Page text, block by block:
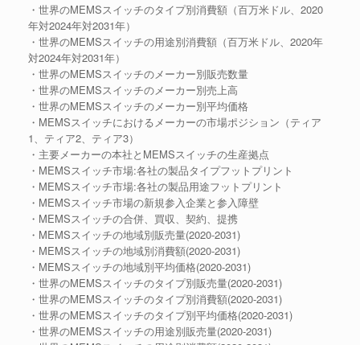
・世界のMEMSスイッチのタイプ別消費額（百万米ドル、2020
年対2024年対2031年）
・世界のMEMSスイッチの用途別消費額（百万米ドル、2020年
対2024年対2031年）
・世界のMEMSスイッチのメーカー別販売数量
・世界のMEMSスイッチのメーカー別売上高
・世界のMEMSスイッチのメーカー別平均価格
・MEMSスイッチにおけるメーカーの市場ポジション（ティア
1、ティア2、ティア3）
・主要メーカーの本社とMEMSスイッチの生産拠点
・MEMSスイッチ市場:各社の製品タイプフットプリント
・MEMSスイッチ市場:各社の製品用途フットプリント
・MEMSスイッチ市場の新規参入企業と参入障壁
・MEMSスイッチの合併、買収、契約、提携
・MEMSスイッチの地域別販売量(2020-2031)
・MEMSスイッチの地域別消費額(2020-2031)
・MEMSスイッチの地域別平均価格(2020-2031)
・世界のMEMSスイッチのタイプ別販売量(2020-2031)
・世界のMEMSスイッチのタイプ別消費額(2020-2031)
・世界のMEMSスイッチのタイプ別平均価格(2020-2031)
・世界のMEMSスイッチの用途別販売量(2020-2031)